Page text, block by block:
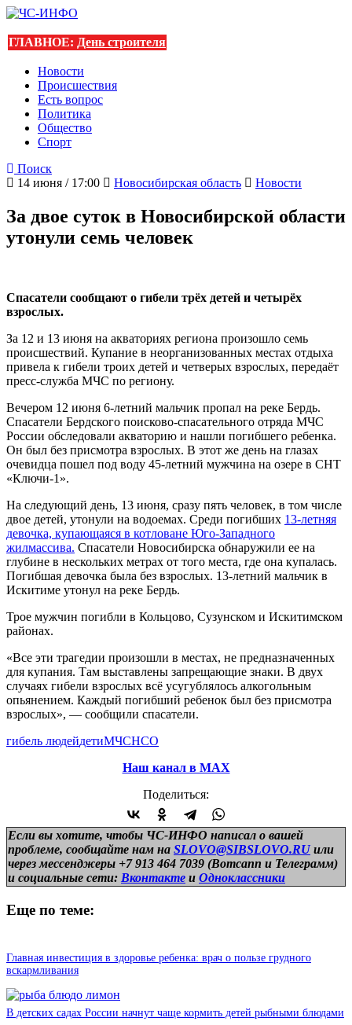
ГЛАВНОЕ: День строителя
Новости
Происшествия
Есть вопрос
Политика
Общество
Спорт
Поиск
14 июня / 17:00
Новосибирская область Новости
За двое суток в Новосибирской области
утонули семь человек
Спасатели сообщают о гибели трёх детей и четырёх
взрослых.
За 12 и 13 июня на акваториях региона произошло семь
происшествий. Купание в неорганизованных местах отдыха
привела к гибели троих детей и четверых взрослых, передаёт
пресс-служба МЧС по региону.
Вечером 12 июня 6-летний мальчик пропал на реке Бердь.
Спасатели Бердского поисково-спасательного отряда МЧС
России обследовали акваторию и нашли погибшего ребенка.
Он был без присмотра взрослых. В этот же день на глазах
очевидца пошел под воду 45-летний мужчина на озере в СНТ
«Ключи-1».
На следующий день, 13 июня, сразу пять человек, в том числе
двое детей, утонули на водоемах. Среди погибших 13-летняя
девочка, купающаяся в котловане Юго-Западного
жилмассива. Спасатели Новосибирска обнаружили ее на
глубине в нескольких метрах от того места, где она купалась.
Погибшая девочка была без взрослых. 13-летний мальчик в
Искитиме утонул на реке Бердь.
Трое мужчин погибли в Кольцово, Сузунском и Искитимском
районах.
«Все эти трагедии произошли в местах, не предназначенных
для купания. Там выставлены запрещающие знаки. В двух
случаях гибели взрослых всё усугублялось алкогольным
опьянением. Каждый погибший ребенок был без присмотра
взрослых», — сообщили спасатели.
гибель людейдетиМЧСНСО
Наш канал в МАХ
Поделиться:
Если вы хотите, чтобы ЧС-ИНФО написал о вашей
проблеме, сообщайте нам на SLOVO@SIBSLOVO.RU или
через мессенджеры +7 913 464 7039 (Вотсапп и Телеграмм)
и социальные сети: Вконтакте и Одноклассники
Еще по теме:
Главная инвестиция в здоровье ребенка: врач о пользе грудного
вскармливания
В детских садах России начнут чаще кормить детей рыбными блюдами